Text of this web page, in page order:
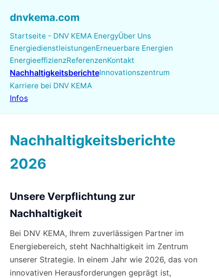
dnvkema.com
Startseite - DNV KEMA EnergyÜber Uns
EnergiedienstleistungenErneuerbare Energien
EnergieeffizienzReferenzenKontakt
NachhaltigkeitsberichteInnovationszentrum
Karriere bei DNV KEMA
Infos
Nachhaltigkeitsberichte
2026
Unsere Verpflichtung zur
Nachhaltigkeit
Bei DNV KEMA, Ihrem zuverlässigen Partner im
Energiebereich, steht Nachhaltigkeit im Zentrum
unserer Strategie. In einem Jahr wie 2026, das von
innovativen Herausforderungen geprägt ist,